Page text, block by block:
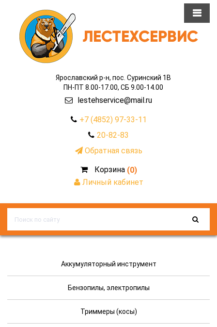
Ярославский р-н, пос. Суринский 1В
ПН-ПТ 8.00-17.00, СБ 9.00-14.00
lestehservice@mail.ru
+7 (4852) 97-33-11
20-82-83
Обратная связь
Корзина (0)
Личный кабинет
Аккумуляторный инструмент
Бензопилы, электропилы
Триммеры (косы)